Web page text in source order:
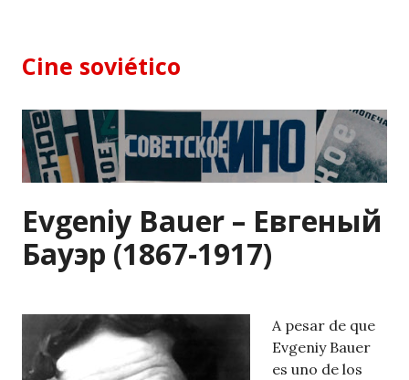
content
Cine soviético
Evgeniy Bauer – Евгеный
Бауэр (1867-1917)
A pesar de que
Evgeniy Bauer
es uno de los